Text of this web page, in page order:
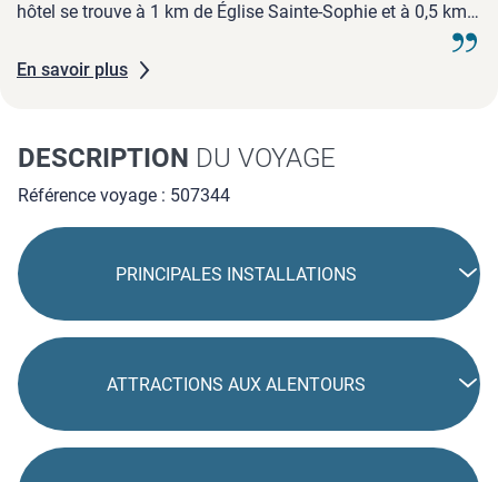
hôtel se trouve à 1 km de Église Sainte-Sophie et à 0,5 km
En savoir plus
DESCRIPTION DU VOYAGE
Référence voyage : 507344
PRINCIPALES INSTALLATIONS
ATTRACTIONS AUX ALENTOURS